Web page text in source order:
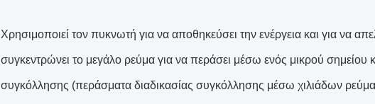
Χρησιμοποιεί τον πυκνωτή για να αποθηκεύσει την ενέργεια και για να
συγκεντρώνει το μεγάλο ρεύμα για να περάσει μέσω ενός μικρού σημείου
συγκόλλησης (περάσματα διαδικασίας συγκόλλησης μέσω χιλιάδων